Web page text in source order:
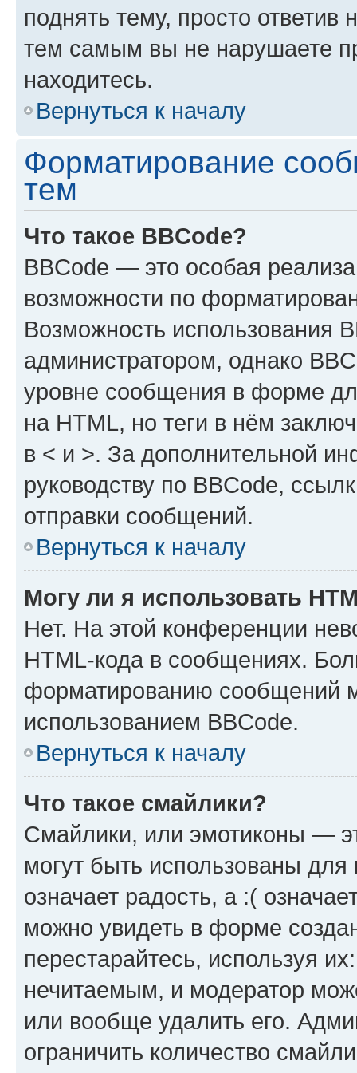
поднять тему, просто ответив
тем самым вы не нарушаете
находитесь.
Вернуться к началу
Форматирование
тем
Что такое BBCode?
BBCode — это особая
возможности по
Возможность использования
администратором, однако
уровне сообщения в форме
на HTML, но теги в нём
в < и >. За дополнительной
руководству по BBCode,
отправки сообщений.
Вернуться к началу
Могу ли я использовать
Нет. На этой конференции
HTML-кода в сообщениях.
форматированию сообщений
использованием BBCode.
Вернуться к началу
Что такое смайлики?
Смайлики, или эмотиконы —
могут быть использованы
означает радость, а :(
можно увидеть в форме
перестарайтесь, используя
нечитаемым, и модератор
или вообще удалить его.
ограничить количество